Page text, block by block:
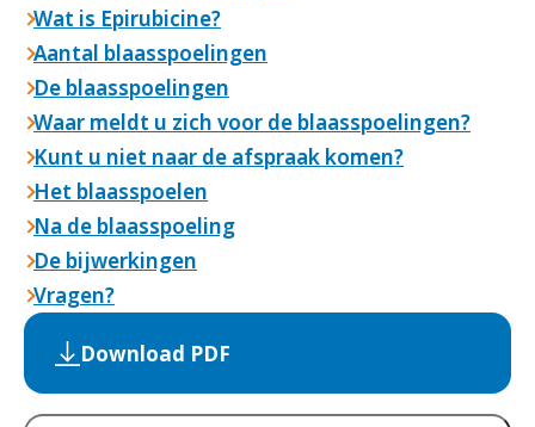
Wat is Epirubicine?
Aantal blaasspoelingen
De blaasspoelingen
Waar meldt u zich voor de blaasspoelingen?
Kunt u niet naar de afspraak komen?
Het blaasspoelen
Na de blaasspoeling
De bijwerkingen
Vragen?
Download PDF